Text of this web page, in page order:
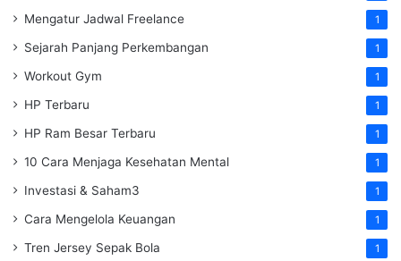
Mengatur Jadwal Freelance 1
Sejarah Panjang Perkembangan 1
Workout Gym 1
HP Terbaru 1
HP Ram Besar Terbaru 1
10 Cara Menjaga Kesehatan Mental 1
Investasi & Saham3 1
Cara Mengelola Keuangan 1
Tren Jersey Sepak Bola 1